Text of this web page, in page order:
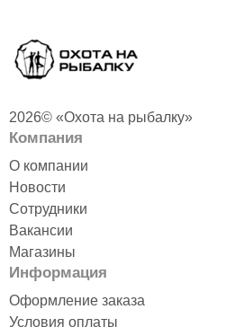
2026© «Охота на рыбалку»
Компания
О компании
Новости
Сотрудники
Вакансии
Магазины
Информация
Оформление заказа
Условия оплаты